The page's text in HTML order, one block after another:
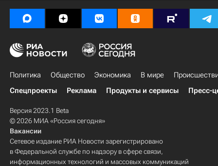
Белоруссия
Франция
Политика Общество Экономика В мире
Спецпроекты
Реклама Продукты и сервисы Пресс-
Версия 2023.1 Beta
© 2026 МИА «Россия сегодня»
Вакансии
Сетевое издание РИА Новости зарегистрировано
в Федеральной службе по надзору в сфере связи,
информационных технологий и массовых коммуникаций